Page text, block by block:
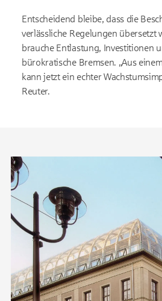
Entscheidend bleibe, dass die
verlässliche Regelungen übersetzt
brauche Entlastung, Investitionen
bürokratische Bremsen. „Aus
kann jetzt ein echter
Reuter.